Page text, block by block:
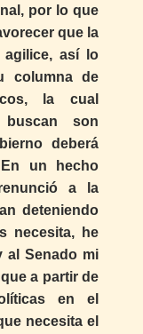
por lo que
que la
así lo
columna de
la cual
son
deberá
En un hecho
a la
deteniendo
necesita, he
al Senado mi
a partir de
en el
necesita el